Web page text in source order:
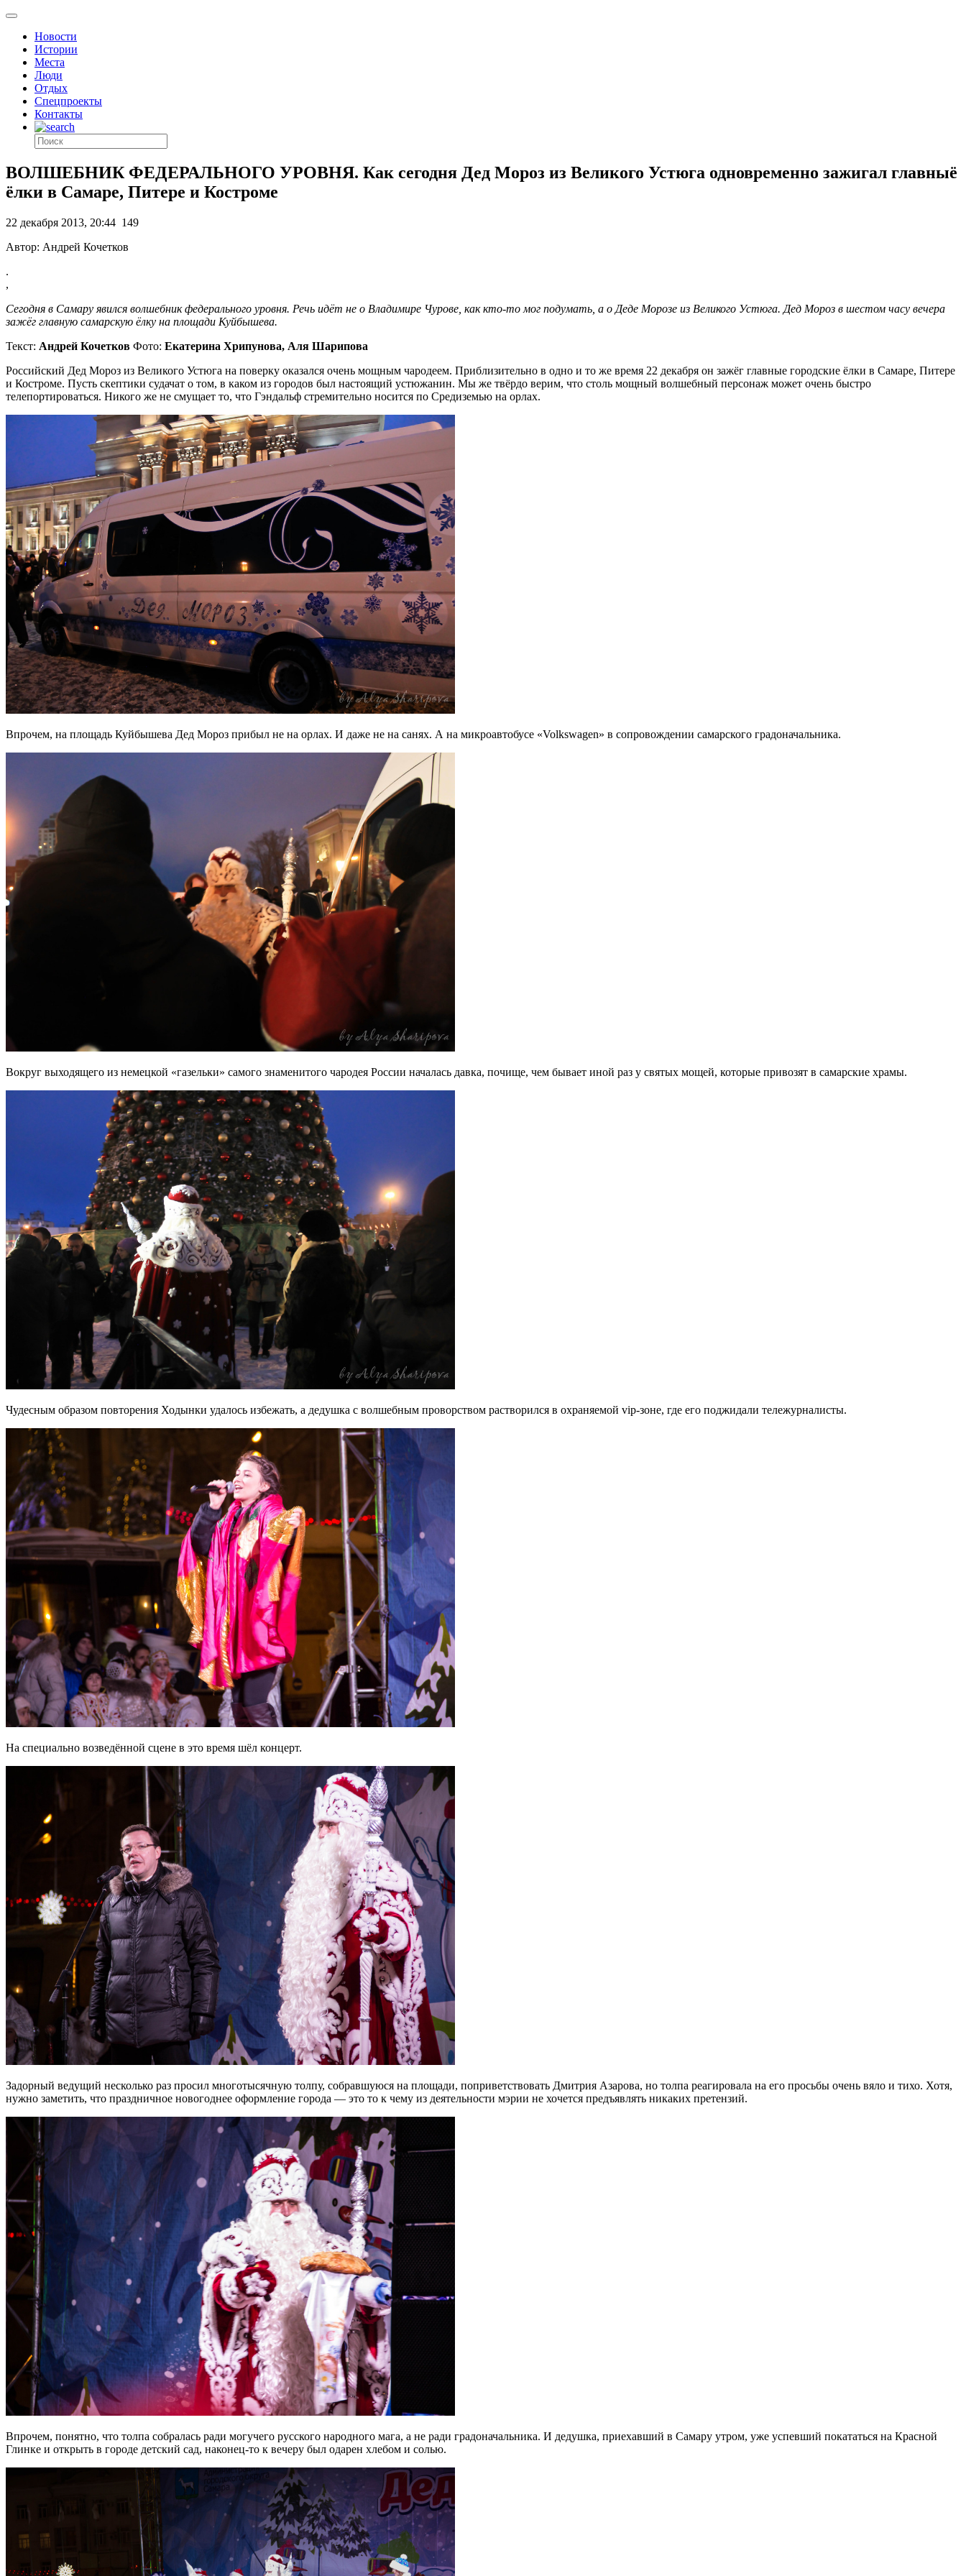
Новости
Истории
Места
Люди
Отдых
Спецпроекты
Контакты
ВОЛШЕБНИК ФЕДЕРАЛЬНОГО УРОВНЯ. Как сегодня Дед Мороз из Великого Устюга одновременно зажигал главныё
ёлки в Самаре, Питере и Костроме
22 декабря 2013, 20:44 149
Автор: Андрей Кочетков
.
,
Сегодня в Самару явился волшебник федерального уровня. Речь идёт не о Владимире Чурове, как кто-то мог подумать, а о Деде Морозе из Великого Устюга. Дед Мороз в шестом часу вечера
зажёг главную самарскую ёлку на площади Куйбышева.
Текст: Андрей Кочетков Фото: Екатерина Хрипунова, Аля Шарипова
Российский Дед Мороз из Великого Устюга на поверку оказался очень мощным чародеем. Приблизительно в одно и то же время 22 декабря он зажёг главные городские ёлки в Самаре, Питере
и Костроме. Пусть скептики судачат о том, в каком из городов был настоящий устюжанин. Мы же твёрдо верим, что столь мощный волшебный персонаж может очень быстро
телепортироваться. Никого же не смущает то, что Гэндальф стремительно носится по Средиземью на орлах.
Впрочем, на площадь Куйбышева Дед Мороз прибыл не на орлах. И даже не на санях. А на микроавтобусе «Volkswagen» в сопровождении самарского градоначальника.
Вокруг выходящего из немецкой «газельки» самого знаменитого чародея России началась давка, почище, чем бывает иной раз у святых мощей, которые привозят в самарские храмы.
Чудесным образом повторения Ходынки удалось избежать, а дедушка с волшебным проворством растворился в охраняемой vip-зоне, где его поджидали тележурналисты.
На специально возведённой сцене в это время шёл концерт.
Задорный ведущий несколько раз просил многотысячную толпу, собравшуюся на площади, поприветствовать Дмитрия Азарова, но толпа реагировала на его просьбы очень вяло и тихо. Хотя,
нужно заметить, что праздничное новогоднее оформление города — это то к чему из деятельности мэрии не хочется предъявлять никаких претензий.
Впрочем, понятно, что толпа собралась ради могучего русского народного мага, а не ради градоначальника. И дедушка, приехавший в Самару утром, уже успевший покататься на Красной
Глинке и открыть в городе детский сад, наконец-то к вечеру был одарен хлебом и солью.